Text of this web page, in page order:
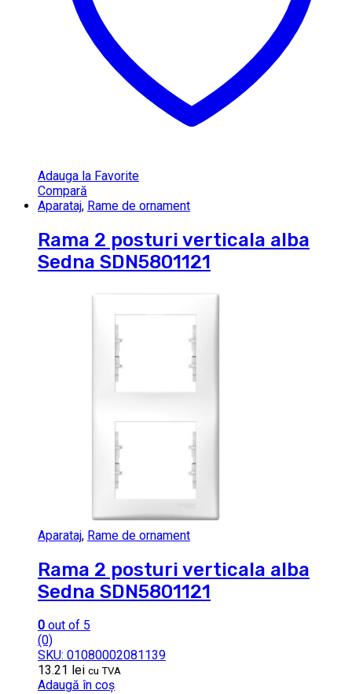
Adauga la Favorite
Compară
Aparataj, Rame de ornament
Rama 2 posturi verticala alba
Sedna SDN5801121
Aparataj, Rame de ornament
Rama 2 posturi verticala alba
Sedna SDN5801121
0 out of 5
(0)
SKU: 01080002081139
13.21 lei cu TVA
Adaugă în coș